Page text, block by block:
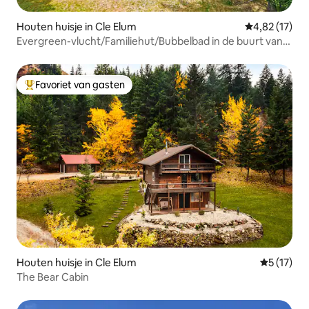
Houten huisje in Cle Elum Gemiddelde
4,82 (17)
Evergreen-vlucht/Familiehut/Bubbelbad in de buurt van
Topfavoriet van gasten
Favoriet van gasten
Houten huisje in Cle Elum
5 (17)
The Bear Cabin